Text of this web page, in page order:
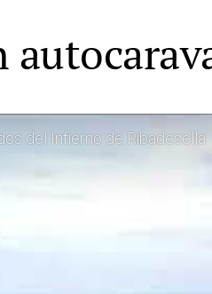
del Infierno de Ribadesella